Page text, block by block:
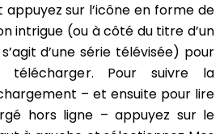
appuyez sur l’icône en forme de
intrigue (ou à côté du titre d’un
d’une série télévisée) pour
Pour suivre la
– et ensuite pour lire
hors ligne – appuyez sur le